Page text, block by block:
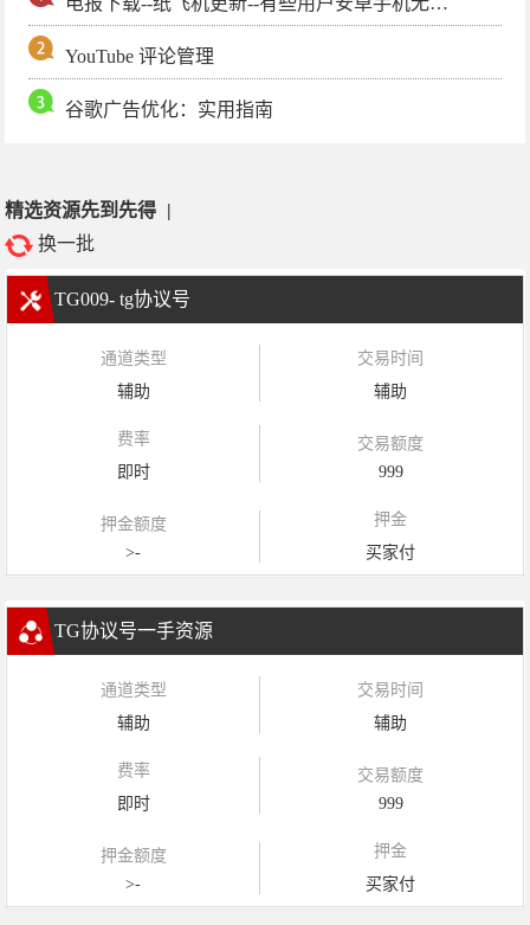
YouTube 评论管理
谷歌广告优化：实用指南
精选资源先到先得 |
换一批
TG009- tg协议号
通道类型
辅助
交易时间
辅助
费率
即时
交易额度
999
押金额度
>-
押金
买家付
TG协议号一手资源
通道类型
辅助
交易时间
辅助
费率
即时
交易额度
999
押金额度
>-
押金
买家付